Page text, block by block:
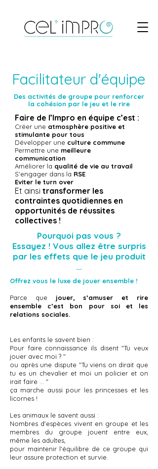
Facilitateur d'équipe
Des activités de groupe pour renforcer
la cohésion par le jeu et le rire
Faire de l’Impro en équipe c’est :
Créer une atmosphère positive et
stimulante pour tous
Développer une culture commune
Permettre une meilleure
communication
Améliorer la qualité de vie au travail
S'engager dans la RSE
Eviter le turn over
Et ainsi transformer les
contraintes quotidiennes en
opportunités de réussites
collectives !
Pourquoi pas vous ?
Essayez ! Vous allez être surpris
par les effets que le jeu produit
...
Offrez vous le luxe de jouer ensemble !
Parce que jouer, s’amuser et rire
ensemble c’est bon pour soi et les
relations sociales.
Les enfants le savent bien :
Pour faire connaissance ils disent "Tu veux
jouer avec moi ? "
ou après une dispute "Tu viens on dirait que
tu es un chevalier et moi un policier et on
irait faire ... "
ça marche aussi pour les princesses et les
licornes !
Les animaux le savent aussi :
Nombres d'espèces vivent en groupe et les
membres du groupe jouent entre eux,
même les adultes,
pour maintenir l'équilibre de ce groupe qui
leur assure protection et survie.